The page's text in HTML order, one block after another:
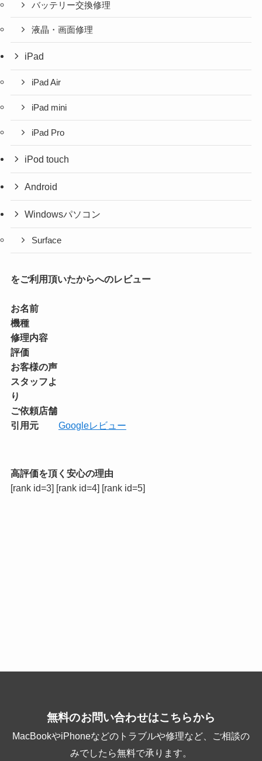
バッテリー交換修理
液晶・画面修理
iPad
iPad Air
iPad mini
iPad Pro
iPod touch
Android
Windowsパソコン
Surface
をご利用頂いたからへのレビュー
お名前
機種
修理内容
評価
お客様の声
スタッフよ
り
ご依頼店舗
引用元
Googleレビュー
高評価を頂く安心の理由
[rank id=3] [rank id=4] [rank id=5]
無料のお問い合わせはこちらから
MacBookやiPhoneなどのトラブルや修理など、ご相談の
みでしたら無料で承ります。